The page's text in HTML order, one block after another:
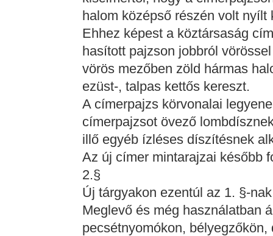
halom középső részén volt nyílt
Ehhez képest a köztársaság
hasított pajzson jobbról
vörös mezőben zöld hármas
ezüst-, talpas kettős kereszt.
A címerpajzs körvonalai
címerpajzsot övező
illő egyéb ízléses díszítésnek
Az új címer mintarajzai később
2.§
Új tárgyakon ezentúl az 1. §-
Meglevő és még használatban
pecsétnyomókon,